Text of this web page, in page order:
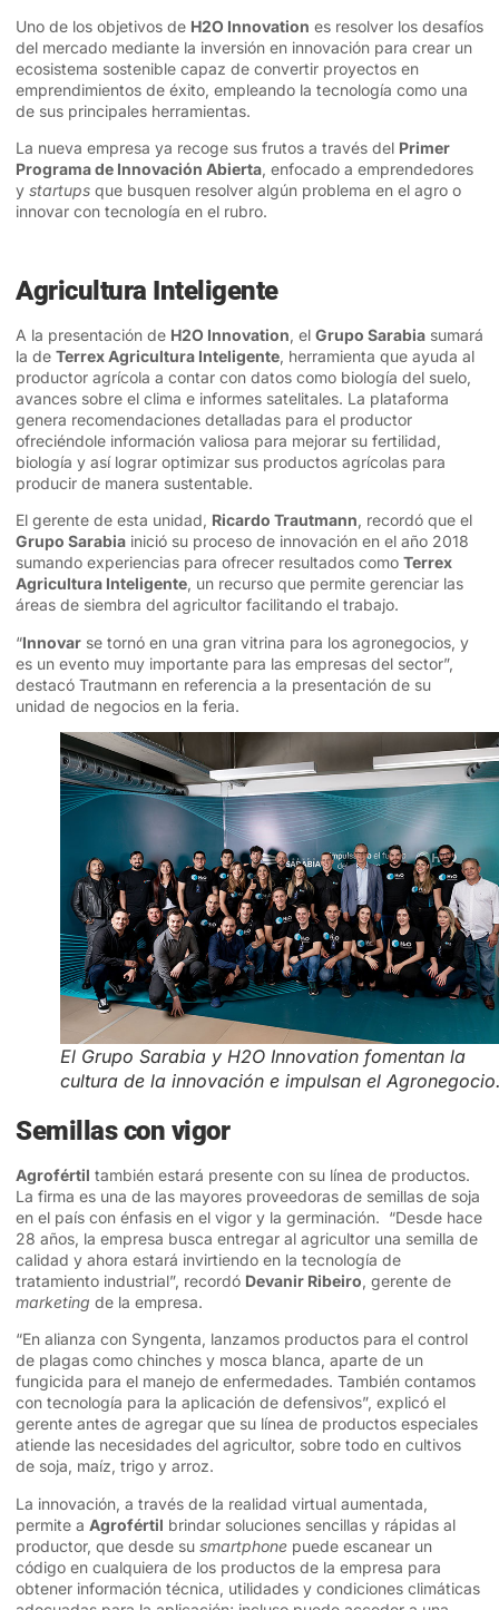
Uno de los objetivos de H2O Innovation es resolver los desafíos
del mercado mediante la inversión en innovación para crear un
ecosistema sostenible capaz de convertir proyectos en
emprendimientos de éxito, empleando la tecnología como una
de sus principales herramientas.
La nueva empresa ya recoge sus frutos a través del Primer
Programa de Innovación Abierta, enfocado a emprendedores
y startups que busquen resolver algún problema en el agro o
innovar con tecnología en el rubro.
Agricultura Inteligente
A la presentación de H2O Innovation, el Grupo Sarabia sumará
la de Terrex Agricultura Inteligente, herramienta que ayuda al
productor agrícola a contar con datos como biología del suelo,
avances sobre el clima e informes satelitales. La plataforma
genera recomendaciones detalladas para el productor
ofreciéndole información valiosa para mejorar su fertilidad,
biología y así lograr optimizar sus productos agrícolas para
producir de manera sustentable.
El gerente de esta unidad, Ricardo Trautmann, recordó que el
Grupo Sarabia inició su proceso de innovación en el año 2018
sumando experiencias para ofrecer resultados como Terrex
Agricultura Inteligente, un recurso que permite gerenciar las
áreas de siembra del agricultor facilitando el trabajo.
“Innovar se tornó en una gran vitrina para los agronegocios, y
es un evento muy importante para las empresas del sector”,
destacó Trautmann en referencia a la presentación de su
unidad de negocios en la feria.
El Grupo Sarabia y H2O Innovation fomentan la
cultura de la innovación e impulsan el
Semillas con vigor
Agrofértil también estará presente con su línea de productos.
La firma es una de las mayores proveedoras de semillas de soja
en el país con énfasis en el vigor y la germinación. “Desde hace
28 años, la empresa busca entregar al agricultor una semilla de
calidad y ahora estará invirtiendo en la tecnología de
tratamiento industrial”, recordó Devanir Ribeiro, gerente de
marketing de la empresa.
“En alianza con Syngenta, lanzamos productos para el control
de plagas como chinches y mosca blanca, aparte de un
fungicida para el manejo de enfermedades. También contamos
con tecnología para la aplicación de defensivos”, explicó el
gerente antes de agregar que su línea de productos especiales
atiende las necesidades del agricultor, sobre todo en cultivos
de soja, maíz, trigo y arroz.
La innovación, a través de la realidad virtual aumentada,
permite a Agrofértil brindar soluciones sencillas y rápidas al
productor, que desde su smartphone puede escanear un
código en cualquiera de los productos de la empresa para
obtener información técnica, utilidades y condiciones climáticas